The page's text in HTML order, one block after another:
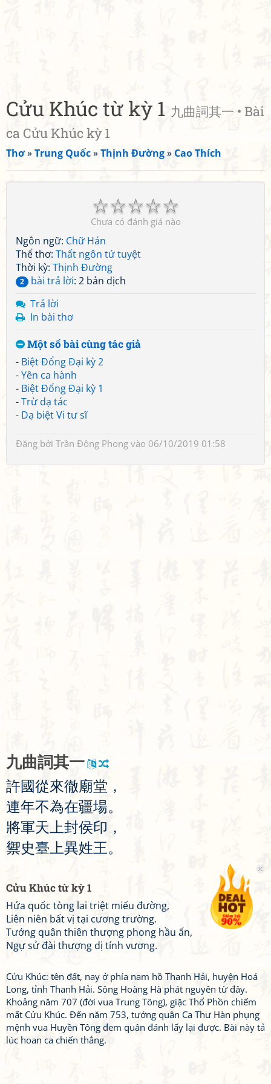
Cửu Khúc từ kỳ 1 九曲詞其一 • Bài
ca Cửu Khúc kỳ 1
Thơ»Trung Quốc»Thịnh Đường» Cao Thích
☆
☆
☆
☆
☆
Chưa có đánh giá nào
Ngôn ngữ: Chữ Hán
Thể thơ: Thất ngôn tứ tuyệt
Thời kỳ: Thịnh Đường
2 bài trả lời: 2 bản dịch
Trả lời
In bài thơ
Một số bài cùng tác giả
- Biệt Đổng Đại kỳ 2
-Yên ca hành
- Biệt Đổng Đại kỳ 1
-Trừ dạ tác
- Dạ biệt Vi tư sĩ
Đăng bởi Trần Đông Phong vào 06/10/2019 01:58
九曲詞其一
許國從來徹廟堂 ，
連年不為在疆場。
將軍天 上封侯印 ，
禦史臺 上異姓王。
Cửu Khúc từ kỳ 1
Hứa quốc tòng lai triệt miếu đường,
Liên niên bất vị tại cương trường.
Tướng quân thiên thượng phong hầu ấn,
Ngự sử đài thượng dị tính vương.
Cửu Khúc: tên đất, nay ở phía nam hồ Thanh Hải, huyện Hoá
Long, tỉnh Thanh Hải. Sông Hoàng Hà phát nguyên từ đây.
Khoảng năm 707 (đời vua Trung Tông), giặc Thổ Phồn chiếm
mất Cửu Khúc. Đến năm 753, tướng quân Ca Thư Hàn phụng
mệnh vua Huyền Tông đem quân đánh lấy lại được. Bài này tả
lúc hoan ca chiến thắng.